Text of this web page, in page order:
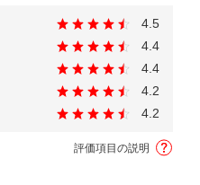
4.5
4.4
4.4
4.2
4.2
評価項目の説明